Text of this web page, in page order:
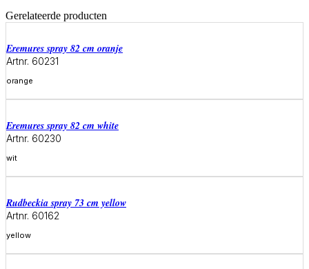
Gerelateerde producten
eremures spray 82 cm oranje
Artnr. 60231
orange
Meer informatie
eremures spray 82 cm white
Artnr. 60230
wit
rudbeckia spray 73 cm yellow
Artnr. 60162
yellow
Meer informatie